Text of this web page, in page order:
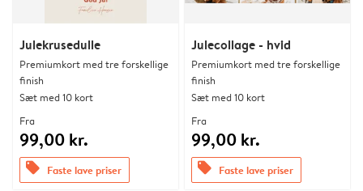
Julekrusedulle
Premiumkort med tre forskellige
finish
Sæt med 10 kort
Fra
99,00 kr.
offers Faste lave priser
Julecollage - hvid
Premiumkort med tre forskellige
finish
Sæt med 10 kort
Fra
99,00 kr.
offers Faste lave priser